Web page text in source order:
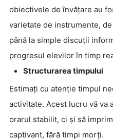
obiectivele de învățare au
varietate de instrumente,
până la simple discuții
progresul elevilor în timp
Structurarea timpului
Estimați cu atenție timpul
activitate. Acest lucru vă va
orarul stabilit, ci și să
captivant, fără timpi morți.